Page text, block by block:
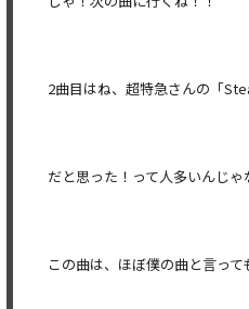
2曲目はね、超特急さんの「
だと思った！って人多いんじゃ
この曲は、ほぼ僕の曲と言って